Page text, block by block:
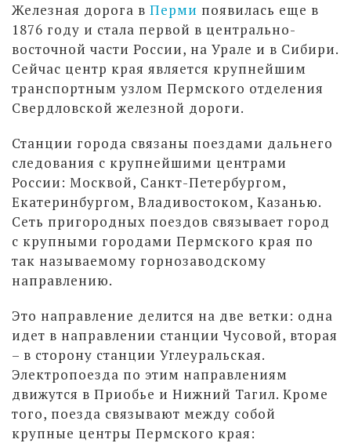
Железная дорога в Перми появилась еще в
1876 году и стала первой в центрально-
восточной части России, на Урале и в Сибири.
Сейчас центр края является крупнейшим
транспортным узлом Пермского отделения
Свердловской железной дороги.
Станции города связаны поездами дальнего
следования с крупнейшими центрами
России: Москвой, Санкт-Петербургом,
Екатеринбургом, Владивостоком, Казанью.
Сеть пригородных поездов связывает город
с крупными городами Пермского края по
так называемому горнозаводскому
направлению.
Это направление делится на две ветки: одна
идет в направлении станции Чусовой, вторая
– в сторону станции Углеуральская.
Электропоезда по этим направлениям
движутся в Приобье и Нижний Тагил. Кроме
того, поезда связывают между собой
крупные центры Пермского края: